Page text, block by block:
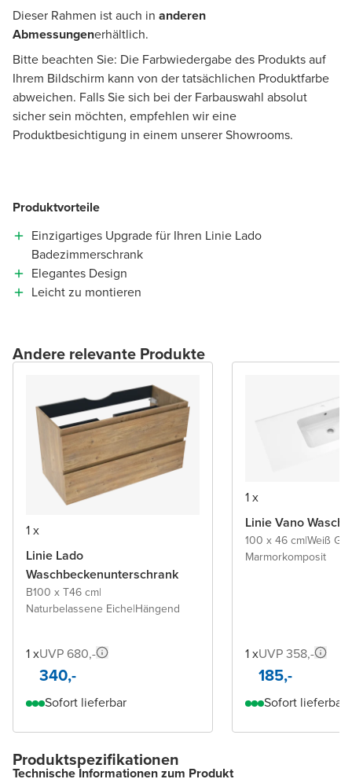
Dieser Rahmen ist auch in anderen
Abmessungenerhältlich.
Bitte beachten Sie: Die Farbwiedergabe des Produkts auf
Ihrem Bildschirm kann von der tatsächlichen Produktfarbe
abweichen. Falls Sie sich bei der Farbauswahl absolut
sicher sein möchten, empfehlen wir eine
Produktbesichtigung in einem unserer Showrooms.
Produktvorteile
Einzigartiges Upgrade für Ihren Linie Lado
Badezimmerschrank
Elegantes Design
Leicht zu montieren
Andere relevante Produkte
1 x
Linie Lado
Waschbeckenunterschrank
B100 x T46 cm|
Naturbelassene Eiche|Hängend
1 xUVP 680,-
340,-
Sofort lieferbar
1 x
Linie Vano
100 x 46 cm|Weiß
Marmorkomposit
1 xUVP 358,-
185,-
Sofort lieferbar
Produktspezifikationen
Technische Informationen zum Produkt